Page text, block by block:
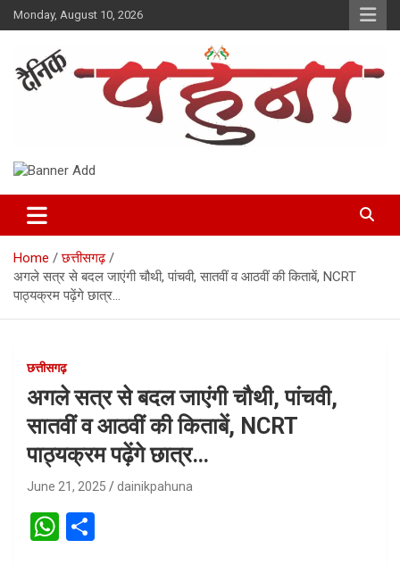
Skip
to
Monday, August 10, 2026
Dainik Pahuna
Home
छत्तीसगढ़
अगले सत्र से बदल जाएंगी चौथी, पांचवी, सातवीं व आठवीं की किताबें, NCRT
पाठ्यक्रम पढ़ेंगे छात्र…
छत्तीसगढ़
अगले सत्र से बदल जाएंगी चौथी, पांचवी,
सातवीं व आठवीं की किताबें, NCRT
पाठ्यक्रम पढ़ेंगे छात्र…
June 21, 2025 dainikpahuna
W